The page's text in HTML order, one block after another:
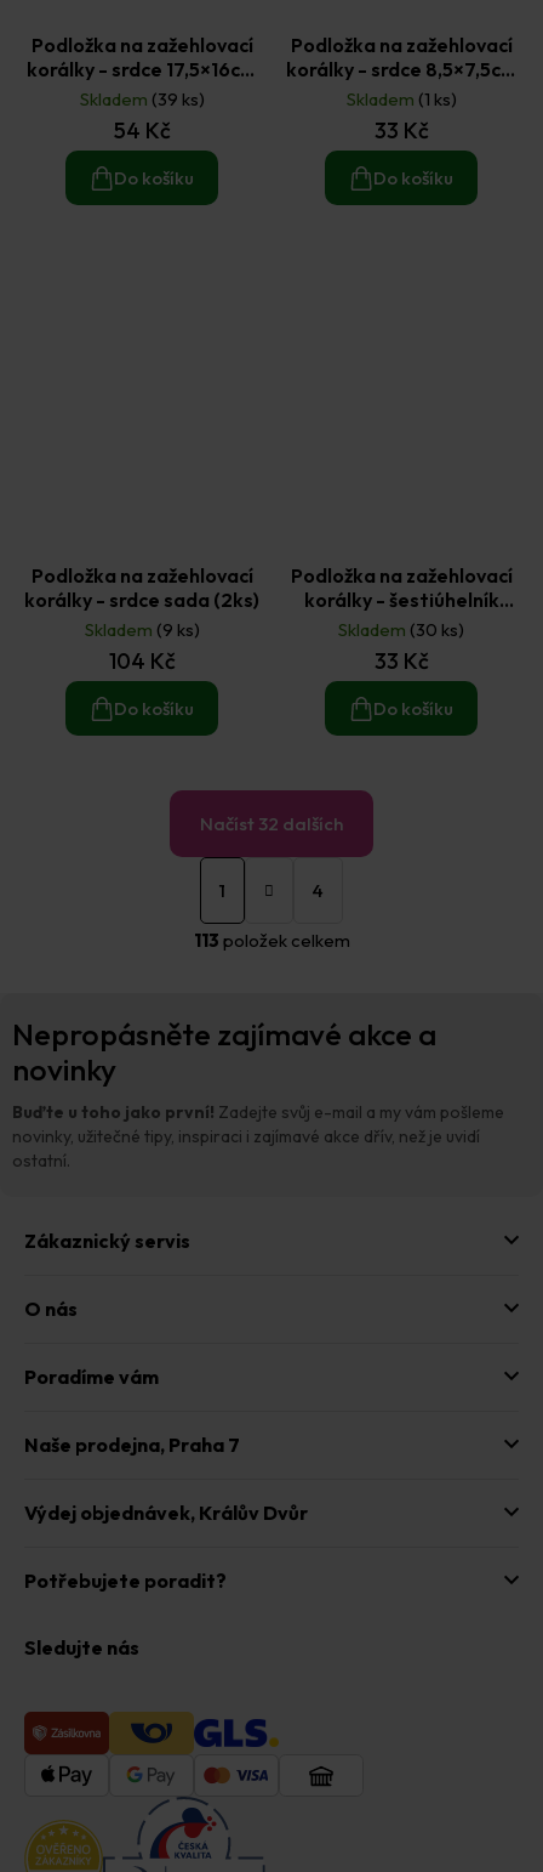
Podložka na zažehlovací
korálky - srdce 17,5×16cm
(1ks)
Skladem (39 ks)
54 Kč
Do košíku
Podložka na zažehlovací
korálky - srdce 8,5×7,5cm
(1ks)
Skladem (1 ks)
33 Kč
Do košíku
Podložka na zažehlovací
korálky - srdce sada (2ks)
Skladem (9 ks)
104 Kč
Do košíku
Podložka na zažehlovací
korálky - šestiúhelník
9×8,7cm (1ks)
Skladem (30 ks)
33 Kč
Do košíku
O
á
í
v
k
Načíst 32 dalších
t
n
á
n
1 4
113 položek celkem
Nepropásněte zajímavé akce a
novinky
Buďte u toho jako první! Zadejte svůj e-mail a my vám pošleme
novinky, užitečné tipy, inspiraci i zajímavé akce dřív, než je uvidí
ostatní.
Zákaznický servis
O nás
Poradíme vám
Naše prodejna, Praha 7
Výdej objednávek, Králův Dvůr
Potřebujete poradit?
Sledujte nás